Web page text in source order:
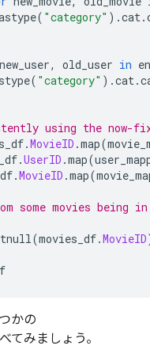
( "category" ).cat.
new_user, old_user in
( "category" ).cat.
using the now-
.MovieID .map(
.UserID .map(
.MovieID .map(
some movies being
(movies_df.MovieID
かの
てみましょう。